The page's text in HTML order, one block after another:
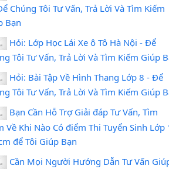
Cung cấp túi
gạo 5kg
Chúng Tôi Tư Vấn, Trả Lời Và Tìm Kiếm
Bạn
Hỏi: Lớp Học Lái Xe ô Tô Hà Nội - Để
Tôi Tư Vấn, Trả Lời Và Tìm Kiếm Giúp
Hỏi: Bài Tập Về Hình Thang Lớp 8 - Để
Tôi Tư Vấn, Trả Lời Và Tìm Kiếm Giúp
Bạn Cần Hỗ Trợ Giải đáp Tư Vấn, Tìm
Về Khi Nào Có điểm Thi Tuyển Sinh Lớp
để Tôi Giúp Bạn
Cần Mọi Người Hướng Dẫn Tư Vấn